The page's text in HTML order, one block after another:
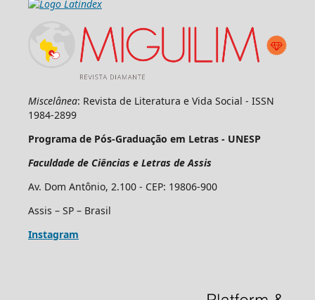
Miscelânea: Revista de Literatura e Vida Social - ISSN
1984-2899
Programa de Pós-Graduação em Letras - UNESP
Faculdade de Ciências e Letras de Assis
Av. Dom Antônio, 2.100 - CEP: 19806-900
Assis – SP – Brasil
Instagram